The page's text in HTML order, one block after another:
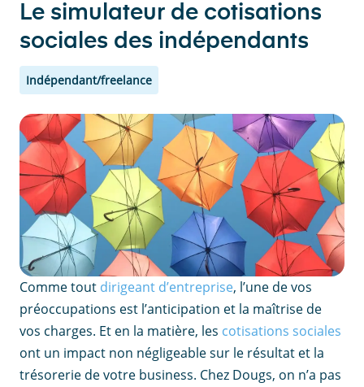
Le simulateur de cotisations
sociales des indépendants
Indépendant/freelance
Comme tout dirigeant d’entreprise, l’une de vos
préoccupations est l’anticipation et la maîtrise de
vos charges. Et en la matière, les cotisations sociales
ont un impact non négligeable sur le résultat et la
trésorerie de votre business. Chez Dougs, on n’a pas